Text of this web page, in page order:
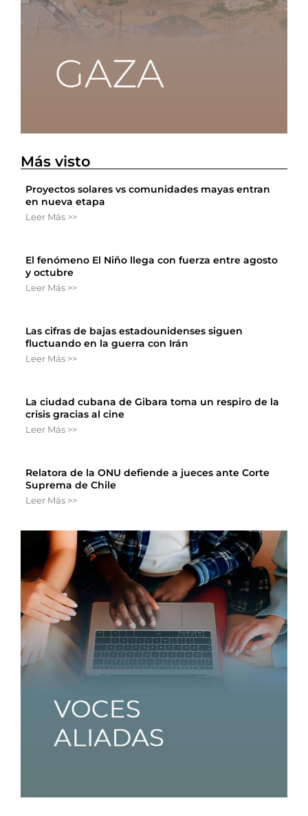
Más visto
Proyectos solares vs comunidades mayas entran
en nueva etapa
Leer Más >>
El fenómeno El Niño llega con fuerza entre agosto
y octubre
Leer Más >>
Las cifras de bajas estadounidenses siguen
fluctuando en la guerra con Irán
Leer Más >>
La ciudad cubana de Gibara toma un respiro de la
crisis gracias al cine
Leer Más >>
Relatora de la ONU defiende a jueces ante Corte
Suprema de Chile
Leer Más >>